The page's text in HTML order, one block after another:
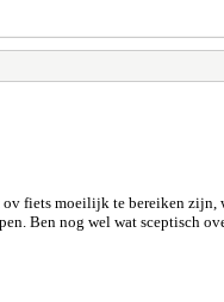
ov fiets moeilijk te bereiken
Ben nog wel wat sceptisch